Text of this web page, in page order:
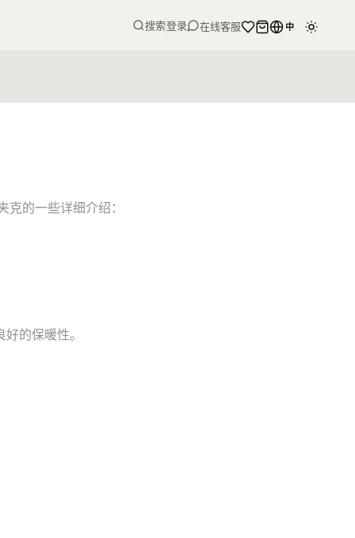
搜索登录 在线客服 中
的一些详细介绍：
的保暖性。